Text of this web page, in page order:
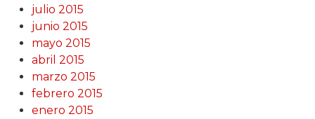
julio 2015
junio 2015
mayo 2015
abril 2015
marzo 2015
febrero 2015
enero 2015